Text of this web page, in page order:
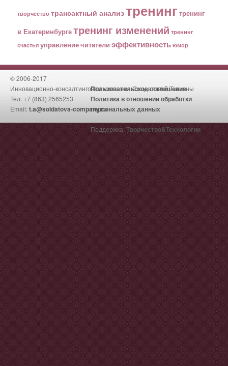
творчество трансактный анализтренинг тренинг
в Екатеринбургетренинг изменений тренинг
счастья управлениечитатели эффективность юмор
© 2006-2017
Инновационно-консалтинговая компания Солдатовой Татьяны
Тел: +7 (863) 2565253
Email:t.a@soldatova-company.ru
Пользовательское соглашение
Политика в отношении обработки
персональных данных
Поддержка: Творчество&Технологии